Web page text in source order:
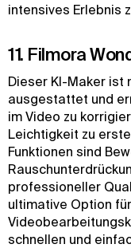
intensives Erlebnis
11. Filmora
Dieser KI-Maker ist
ausgestattet und
im Video zu
Leichtigkeit zu
Funktionen sind
professioneller
ultimative Option
schnellen und